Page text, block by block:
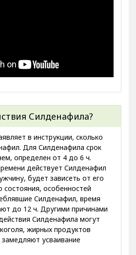
Силденафила?
в инструкции, сколько
Для Силденафила срок
определен от 4 до 6 ч.
действует Силденафил
будет зависеть от его
состояния, особенностей
Силденафил, время
до 12 ч. Другими причинами
Силденафила могут
жирных продуктов
усваивание